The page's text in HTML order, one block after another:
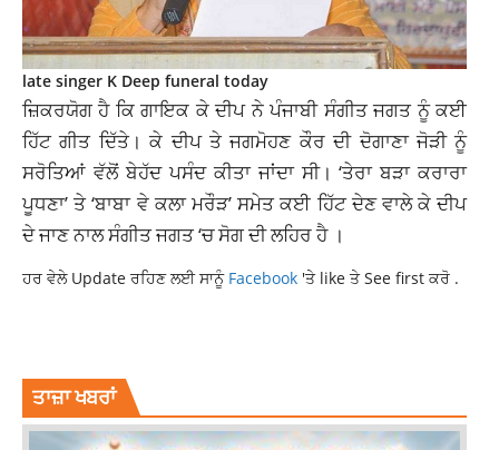
late singer K Deep funeral today
ਜ਼ਿਕਰਯੋਗ ਹੈ ਕਿ ਗਾਇਕ ਕੇ ਦੀਪ ਨੇ ਪੰਜਾਬੀ ਸੰਗੀਤ ਜਗਤ ਨੂੰ ਕਈ
ਹਿੱਟ ਗੀਤ ਦਿੱਤੇ। ਕੇ ਦੀਪ ਤੇ ਜਗਮੋਹਣ ਕੌਰ ਦੀ ਦੋਗਾਣਾ ਜੋੜੀ ਨੂੰ
ਸਰੋਤਿਆਂ ਵੱਲੋਂ ਬੇਹੱਦ ਪਸੰਦ ਕੀਤਾ ਜਾਂਦਾ ਸੀ। ‘ਤੇਰਾ ਬੜਾ ਕਰਾਰਾ
ਪੂਧਣਾ’ ਤੇ ‘ਬਾਬਾ ਵੇ ਕਲਾ ਮਰੌੜ’ ਸਮੇਤ ਕਈ ਹਿੱਟ ਦੇਣ ਵਾਲੇ ਕੇ ਦੀਪ
ਦੇ ਜਾਣ ਨਾਲ ਸੰਗੀਤ ਜਗਤ ‘ਚ ਸੋਗ ਦੀ ਲਹਿਰ ਹੈ ।
ਹਰ ਵੇਲੇ Update ਰਹਿਣ ਲਈ ਸਾਨੂੰ Facebook 'ਤੇ like ਤੇ See first ਕਰੋ .
ਤਾਜ਼ਾ ਖਬਰਾਂ